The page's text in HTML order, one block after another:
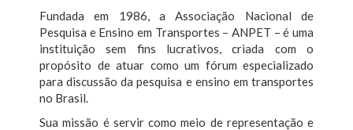
Fundada em 1986, a Associação Nacional de
Pesquisa e Ensino em Transportes – ANPET – é uma
instituição sem fins lucrativos, criada com o
propósito de atuar como um fórum especializado
para discussão da pesquisa e ensino em transportes
no Brasil.
Sua missão é servir como meio de representação e